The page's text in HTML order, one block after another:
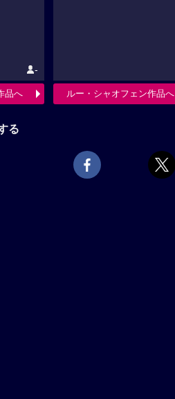
-
品へ ルー・シャオフェン作品へ
る